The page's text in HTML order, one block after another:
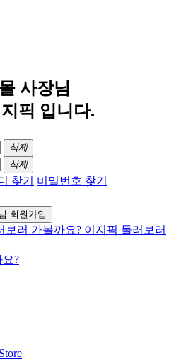
사장님
픽 입니다.
삭제
삭제
찾기 비밀번호 찾기
회원가입
?